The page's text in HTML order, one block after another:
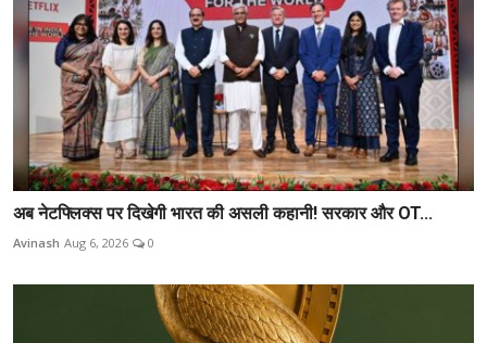
अब नेटफ्लिक्स पर दिखेगी भारत की असली कहानी! सरकार और OT...
Avinash Aug 6, 2026 0